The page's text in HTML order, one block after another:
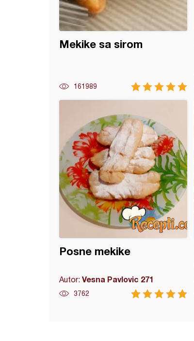
Mekike sa sirom
161989
Posne mekike
Autor: Vesna Pavlovic 271
3762